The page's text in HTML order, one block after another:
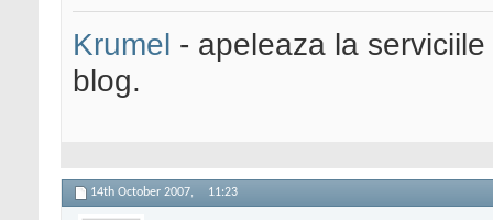
Krumel - apeleaza la
blog.
14th October 2007, 11:23